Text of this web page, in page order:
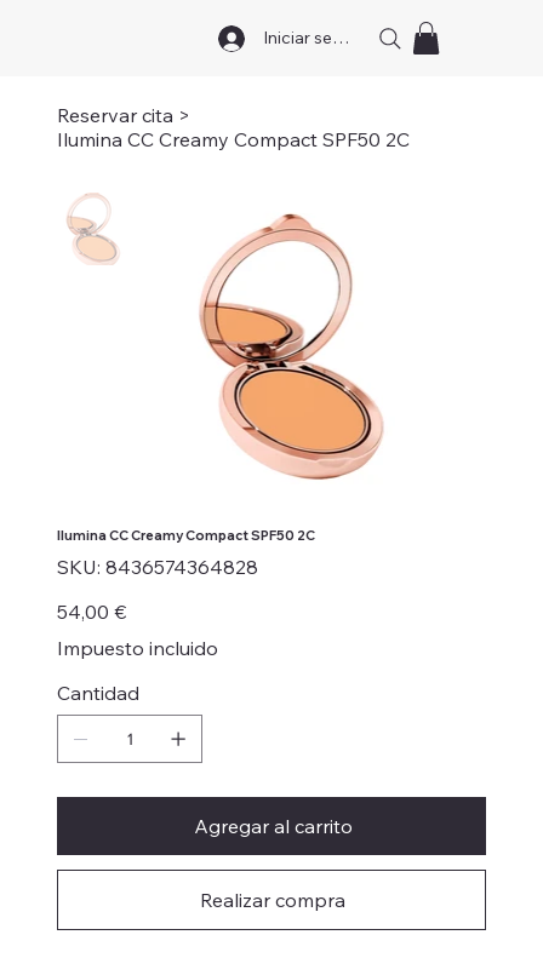
Iniciar sesión
Reservar cita >
Ilumina CC Creamy Compact SPF50 2C
Ilumina CC Creamy Compact SPF50 2C
SKU: SKU
8436574364828
8436574364828
Precio
54,00 €
Impuesto incluido
Cantidad
Agregar al carrito
Realizar compra